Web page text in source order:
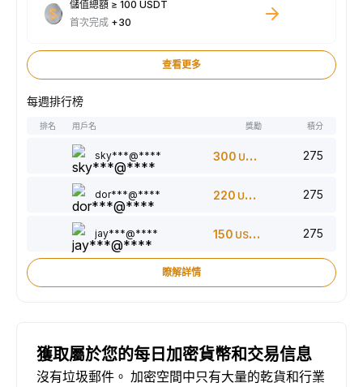
儲值總額 ≥ 100 USDT
首次完成 +30
查看更多
每週排行榜
排名 用戶名 獎勵 積分
sky***@**** 300 USDT 275
dor***@**** 220 USDT 275
jay***@**** 150 USDT 275
瞭解詳情
獲取屬於您的每日加密貨幣和交易信息
沒有垃圾郵件。 加密空間中只有大量的乾貨和行業